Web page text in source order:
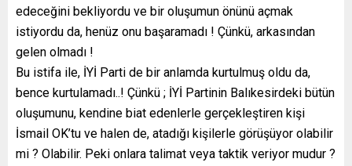
edeceğini bekliyordu ve bir oluşumun önünü açmak
istiyordu da, henüz onu başaramadı ! Çünkü, arkasından
gelen olmadı !
Bu istifa ile, İYİ Parti de bir anlamda kurtulmuş oldu da,
bence kurtulamadı..! Çünkü ; İYİ Partinin Balıkesirdeki bütün
oluşumunu, kendine biat edenlerle gerçekleştiren kişi
İsmail OK’tu ve halen de, atadığı kişilerle görüşüyor olabilir
mi ? Olabilir. Peki onlara talimat veya taktik veriyor mudur ?